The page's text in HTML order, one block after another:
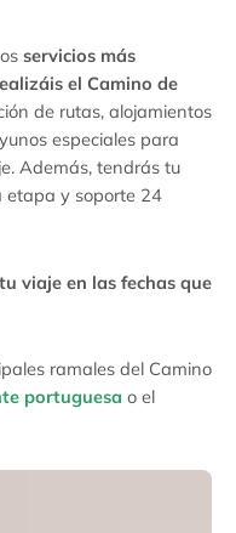
servicios más
el Camino de
de rutas, alojamientos
especiales para
Además, tendrás tu
etapa y soporte 24
viaje en las fechas que
ramales del Camino
portuguesa o el